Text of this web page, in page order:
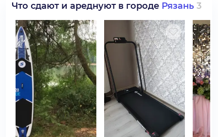
Что сдают и ареднуют в городе Рязань 3